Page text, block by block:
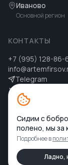
Иваново
Основной регион
КОНТАКТЫ
+7 (995) 128-86-
Telegram
MAX MAX
Сидим с
полено, мы за
Подробнее в
Ладно,